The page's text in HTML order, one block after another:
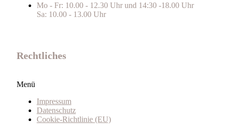
Mo - Fr: 10.00 - 12.30 Uhr und 14:30 -18.00 Uhr
Sa: 10.00 - 13.00 Uhr
Rechtliches
Menü
Impressum
Datenschutz
Cookie-Richtlinie (EU)